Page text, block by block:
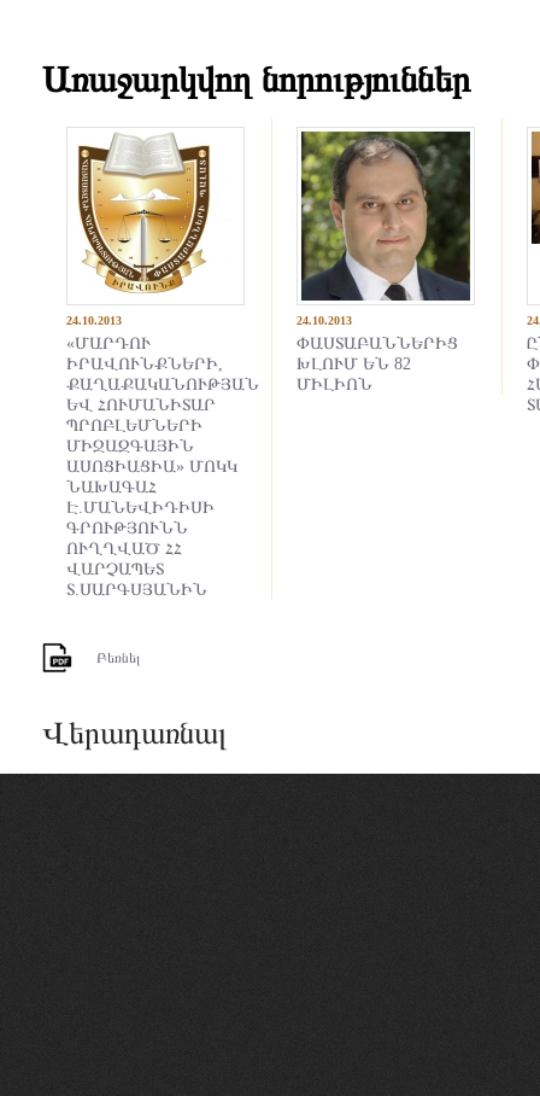
Առաջարկվող նորություններ
24.10.2013
«ՄԱՐԴՈՒ
ԻՐԱՎՈՒՆՔՆԵՐԻ,
ՔԱՂԱՔԱԿԱՆՈՒԹՅԱՆ
ԵՎ ՀՈՒՄԱՆԻՏԱՐ
ՊՐՈԲԼԵՄՆԵՐԻ
ՄԻՋԱԶԳԱՅԻՆ
ԱՍՈՑԻԱՑԻԱ» ՄՈԿԿ
ՆԱԽԱԳԱՀ
Է.ՄԱՆԵՎԻԴԻՍԻ
ԳՐՈՒԹՅՈՒՆՆ
ՈՒՂՂՎԱԾ ՀՀ
ՎԱՐՉԱՊԵՏ
Տ.ՍԱՐԳՍՅԱՆԻՆ
24.10.2013
ՓԱՍՏԱԲԱՆՆԵՐԻՑ
ԽԼՈՒՄ ԵՆ 82
ՄԻԼԻՈՆ
Բեռնել
Վերադառնալ